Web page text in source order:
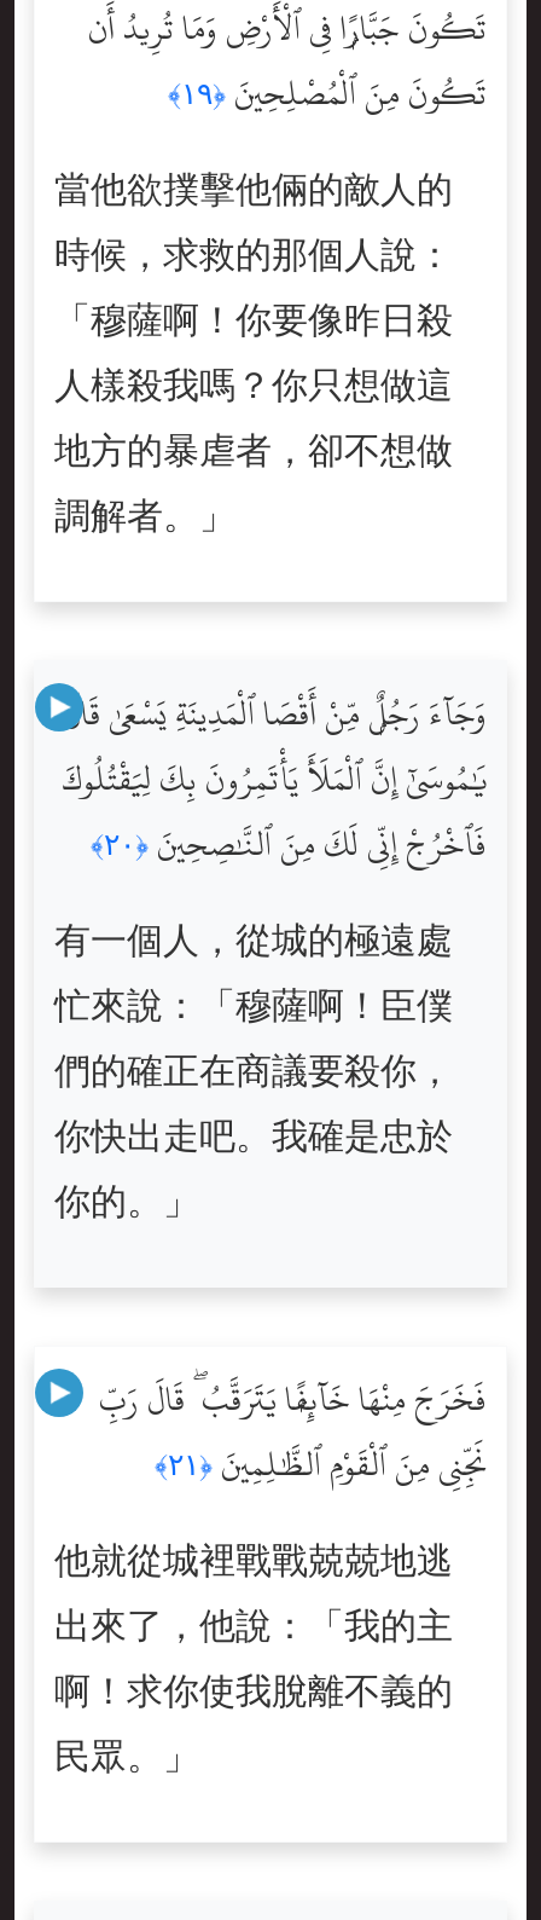
تَكُونَ جَبَّارًۭا فِى ٱلْأَرْضِ وَمَا تُرِيدُ أَن
تَكُونَ مِنَ ٱلْمُصْلِحِينَ ﴿١٩﴾
當他欲撲擊他倆的敵人的
時候，求救的那個人說：
「穆薩啊！你要像昨日殺
人樣殺我嗎？你只想做這
地方的暴虐者，卻不想做
調解者。」
وَجَآءَ رَجُلٌۭ مِّنْ أَقْصَا ٱلْمَدِينَةِ يَسْعَىٰ قَالَ
يَٰمُوسَىٰٓ إِنَّ ٱلْمَلَأَ يَأْتَمِرُونَ بِكَ لِيَقْتُلُوكَ
فَٱخْرُجْ إِنِّى لَكَ مِنَ ٱلنَّٰصِحِينَ ﴿٢٠﴾
有一個人，從城的極遠處
忙來說：「穆薩啊！臣僕
們的確正在商議要殺你，
你快出走吧。我確是忠於
你的。」
فَخَرَجَ مِنْهَا خَآئِفًۭا يَتَرَقَّبُ ۖ قَالَ رَبِّ
نَجِّنِى مِنَ ٱلْقَوْمِ ٱلظَّٰلِمِينَ ﴿٢١﴾
他就從城裡戰戰兢兢地逃
出來了，他說：「我的主
啊！求你使我脫離不義的
民眾。」